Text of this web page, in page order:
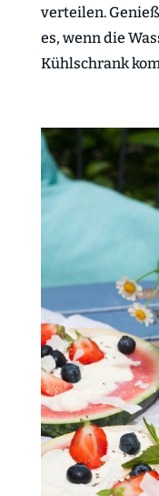
verteilen.
es, wenn die
Kühlschrank